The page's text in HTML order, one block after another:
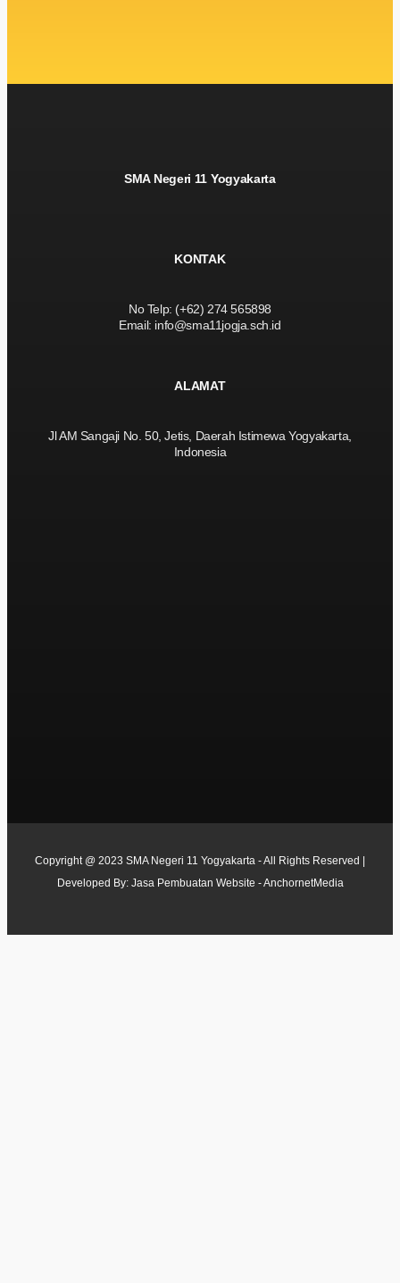
SMA Negeri 11 Yogyakarta
KONTAK
No Telp: (+62) 274 565898
Email: info@sma11jogja.sch.id
ALAMAT
Jl AM Sangaji No. 50, Jetis, Daerah Istimewa Yogyakarta,
Indonesia
Copyright @ 2023 SMA Negeri 11 Yogyakarta - All Rights Reserved |
Developed By: Jasa Pembuatan Website - AnchornetMedia